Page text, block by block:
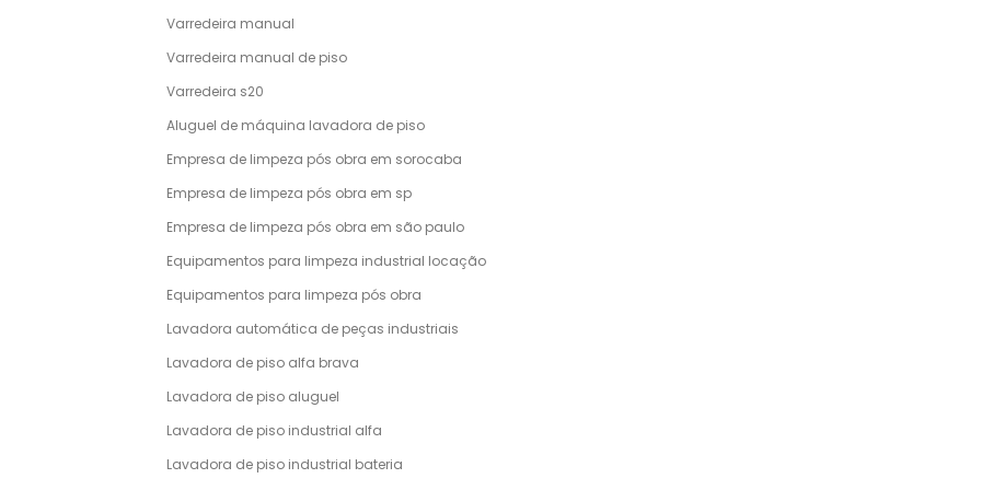
Varredeira manual
Varredeira manual de piso
Varredeira s20
Aluguel de máquina lavadora de piso
Empresa de limpeza pós obra em sorocaba
Empresa de limpeza pós obra em sp
Empresa de limpeza pós obra em são paulo
Equipamentos para limpeza industrial locação
Equipamentos para limpeza pós obra
Lavadora automática de peças industriais
Lavadora de piso alfa brava
Lavadora de piso aluguel
Lavadora de piso industrial alfa
Lavadora de piso industrial bateria